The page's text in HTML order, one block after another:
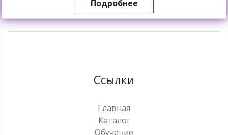
Подробнее
Ссылки
Главная
Каталог
Обучение